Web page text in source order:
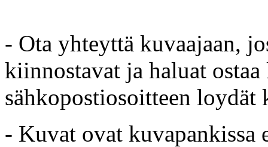
- Ota yhteyttä kuvaajaan,
kiinnostavat ja haluat
sähkopostiosoitteen loydät
- Kuvat ovat kuvapankissa